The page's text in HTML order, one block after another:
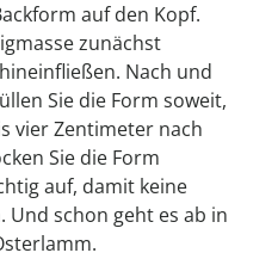
auf den Kopf.
zunächst
Nach und
Sie die Form soweit,
vier Zentimeter nach
Sie die Form
auf, damit keine
Und schon geht es ab in